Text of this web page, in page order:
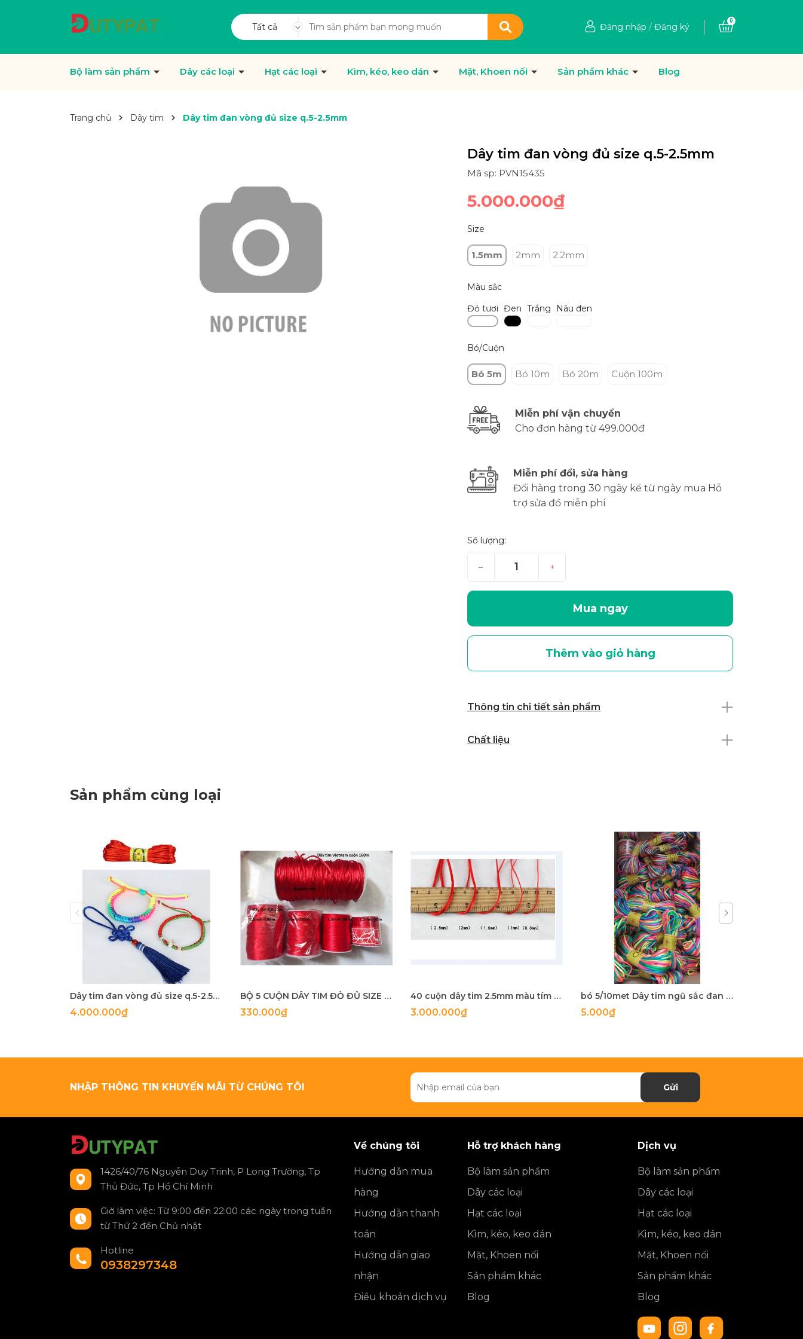
Tất cả Đăng nhập / Đăng ký
0
Bộ làm sản phẩm Dây các loại Hạt các loại Kìm, kéo, keo dán Mặt, Khoen nối Sản phẩm khác Blog
Trang chủ Dây tim Dây tim đan vòng đủ size q.5-2.5mm
Dây tim đan vòng đủ size q.5-2.5mm
Mã sp: PVN15435
5.000.000₫
Size
1.5mm 2mm 2.2mm
Màu sắc
Đỏ tươi Đen Trắng Nâu đen
Bó/Cuộn
Bó 5m Bó 10m Bó 20m Cuộn 100m
Miễn phí vận chuyển
Cho đơn hàng từ 499.000đ
Miễn phí đổi, sửa hàng
Đổi hàng trong 30 ngày kể từ ngày mua Hỗ
trợ sửa đồ miễn phí
Số lượng:
– +
Mua ngay
Thêm vào giỏ hàng
Thông tin chi tiết sản phẩm
Chất liệu
Sản phẩm cùng loại
Dây tim đan vòng đủ size q.5-2.5mm
4.000.000₫
BỘ 5 CUỘN DÂY TIM ĐỎ ĐỦ SIZE 382K -SALE CÒN 330k
330.000₫
40 cuộn dây tim 2.5mm màu tím đậm
3.000.000₫
bó 5/10met Dây tim ngũ sắc đan vòng size 1.5-2.5mm
5.000₫
NHẬP THÔNG TIN KHUYẾN MÃI TỪ CHÚNG TÔI Gửi
1426/40/76 Nguyễn Duy Trinh, P Long Trường, Tp
Thủ Đức, Tp Hồ Chí Minh
Giờ làm việc: Từ 9:00 đến 22:00 các ngày trong tuần
từ Thứ 2 đến Chủ nhật
Hotline
0938297348
Về chúng tôi
Hướng dẫn mua
hàng
Hướng dẫn thanh
toán
Hướng dẫn giao
nhận
Điều khoản dịch vụ
Hỗ trợ khách hàng
Bộ làm sản phẩm
Dây các loại
Hạt các loại
Kìm, kéo, keo dán
Mặt, Khoen nối
Sản phẩm khác
Blog
Dịch vụ
Bộ làm sản phẩm
Dây các loại
Hạt các loại
Kìm, kéo, keo dán
Mặt, Khoen nối
Sản phẩm khác
Blog